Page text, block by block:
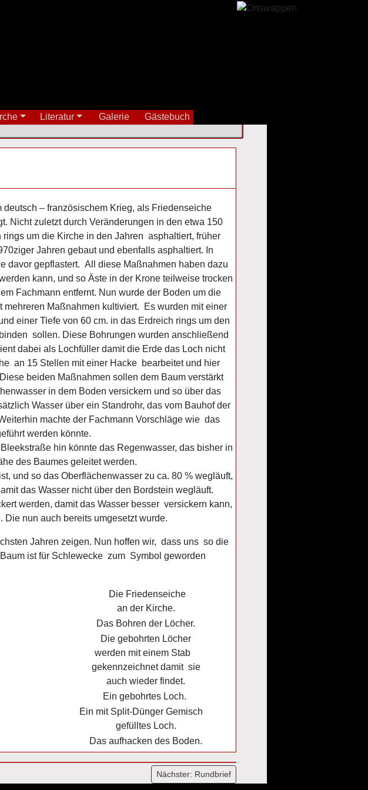
Literatur Galerie Gästebuch
– französischem Krieg, als Friedenseiche
Nicht zuletzt durch Veränderungen in den etwa 150
um die Kirche in den Jahren asphaltiert, früher
Jahren gebaut und ebenfalls asphaltiert. In
davor gepflastert. All diese Maßnahmen haben dazu
kann, und so Äste in der Krone teilweise trocken
Fachmann entfernt. Nun wurde der Boden um die
Maßnahmen kultiviert. Es wurden mit einer
einer Tiefe von 60 cm. in das Erdreich rings um den
sollen. Diese Bohrungen wurden anschließend
dabei als Lochfüller damit die Erde das Loch nicht
an 15 Stellen mit einer Hacke bearbeitet und hier
beiden Maßnahmen sollen dem Baum verstärkt
in dem Boden versickern und so über das
Wasser über ein Standrohr, das vom Bauhof der
machte der Fachmann Vorschläge wie das
werden könnte.
hin könnte das Regenwasser, das bisher in
des Baumes geleitet werden.
und so das Oberflächenwasser zu ca. 80 % wegläuft,
das Wasser nicht über den Bordstein wegläuft.
werden, damit das Wasser besser versickern kann,
nun auch bereits umgesetzt wurde.
Jahren zeigen. Nun hoffen wir, dass uns so die
ist für Schlewecke zum Symbol geworden
Die Friedenseiche
an der Kirche.
Das Bohren der Löcher.
Die gebohrten Löcher
werden mit einem Stab
gekennzeichnet damit sie
auch wieder findet.
Ein gebohrtes Loch.
Ein mit Split-Dünger Gemisch
gefülltes Loch.
Das aufhacken des Boden.
Nächster: Rundbrief